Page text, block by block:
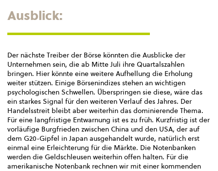
Ausblick:
Der nächste Treiber der Börse könnten die Ausblicke der
Unternehmen sein, die ab Mitte Juli ihre Quartalszahlen
bringen. Hier könnte eine weitere Aufhellung die Erholung
weiter stützen. Einige Börsenindizes stehen an wichtigen
psychologischen Schwellen. Überspringen sie diese, wäre das
ein starkes Signal für den weiteren Verlauf des Jahres. Der
Handelsstreit bleibt aber weiterhin das dominierende Thema.
Für eine langfristige Entwarnung ist es zu früh. Kurzfristig ist der
vorläufige Burgfrieden zwischen China und den USA, der auf
dem G20-Gipfel in Japan ausgehandelt wurde, natürlich erst
einmal eine Erleichterung für die Märkte. Die Notenbanken
werden die Geldschleusen weiterhin offen halten. Für die
amerikanische Notenbank rechnen wir mit einer kommenden